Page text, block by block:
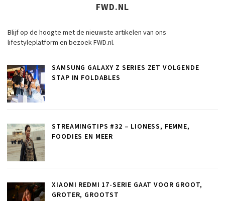
FWD.NL
Blijf op de hoogte met de nieuwste artikelen van ons
lifestyleplatform en bezoek FWD.nl.
SAMSUNG GALAXY Z SERIES ZET VOLGENDE
STAP IN FOLDABLES
STREAMINGTIPS #32 – LIONESS, FEMME,
FOODIES EN MEER
XIAOMI REDMI 17-SERIE GAAT VOOR GROOT,
GROTER, GROOTST